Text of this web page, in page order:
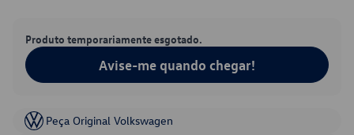
Produto temporariamente esgotado.
Avise-me quando chegar!
Peça Original Volkswagen